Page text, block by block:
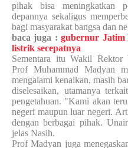
pihak bisa meningkatkan
depannya sekaligus
bagi masyarakat bangsa dan
baca juga :gubernur Jatim
listrik secepatnya
Sementara itu Wakil
Prof Muhammad Madyan
mengalami kenaikan, masih
diselesaikan, utamanya
pengetahuan. "Kami akan
negeri maupun luar negeri.
dengan berbagai pihak.
jelas Nasih.
Prof Madyan juga